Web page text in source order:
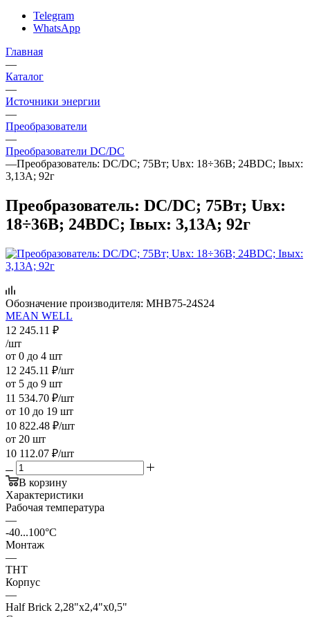
Telegram
WhatsApp
Главная
—
Каталог
—
Источники энергии
—
Преобразователи
—
Преобразователи DC/DC
—Преобразователь: DC/DC; 75Вт; Uвх: 18÷36В; 24ВDC; Iвых:
3,13А; 92г
Преобразователь: DC/DC; 75Вт; Uвх:
18÷36В; 24ВDC; Iвых: 3,13А; 92г
Обозначение производителя: MHB75-24S24
MEAN WELL
12 245.11 ₽
/шт
от 0 до 4 шт
12 245.11 ₽/шт
от 5 до 9 шт
11 534.70 ₽/шт
от 10 до 19 шт
10 822.48 ₽/шт
от 20 шт
10 112.07 ₽/шт
В корзину
Характеристики
Рабочая температура
—
-40...100°C
Монтаж
—
THT
Корпус
—
Half Brick 2,28"x2,4"x0,5"